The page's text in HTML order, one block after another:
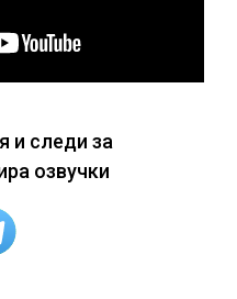
и следи за
озвучки